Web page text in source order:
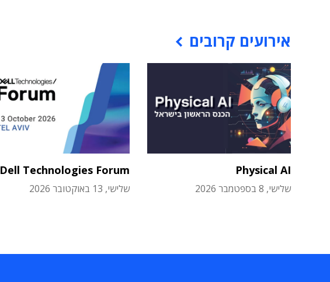
אירועים קרובים
Physical AI
שלישי, 8 בספטמבר 2026
Dell Technologies Forum
שלישי, 13 באוקטובר 2026